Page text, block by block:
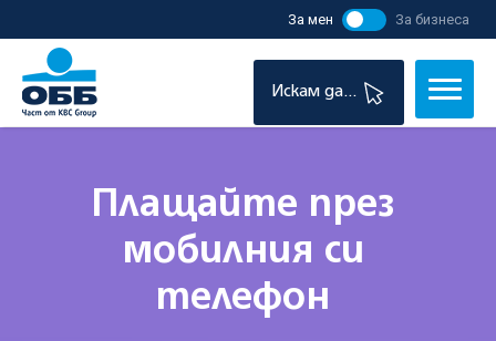
За мен За бизнеса
Искам да...
Плащайте през
мобилния си
телефон